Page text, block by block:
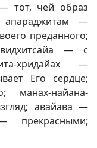
тот, чей образ
—
преданного;
— с
хридайах —
Его сердце;
манах-найана-
авайава —
прекрасными;